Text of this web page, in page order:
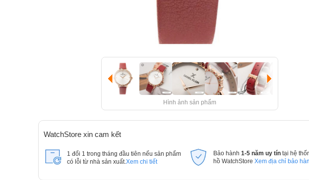
Hình ảnh sản phẩm
WatchStore xin cam kết
1 đổi 1 trong tháng đầu tiên nếu sản phẩm
có lỗi từ nhà sản xuất. Xem chi tiết
Bảo hành 1-5 năm uy tín tại hệ
hồ WatchStore Xem địa chỉ bảo